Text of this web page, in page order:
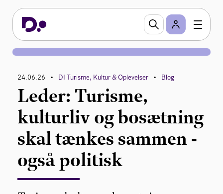
24.06.26 • DI Turisme, Kultur & Oplevelser • Blog
Leder: Turisme,
kulturliv og bosætning
skal tænkes sammen -
også politisk